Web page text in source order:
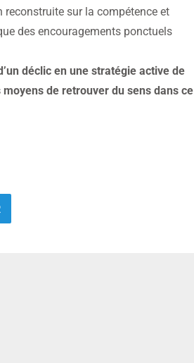
reconstruite sur la compétence et
des encouragements ponctuels
déclic en une stratégie active de
de retrouver du sens dans ce